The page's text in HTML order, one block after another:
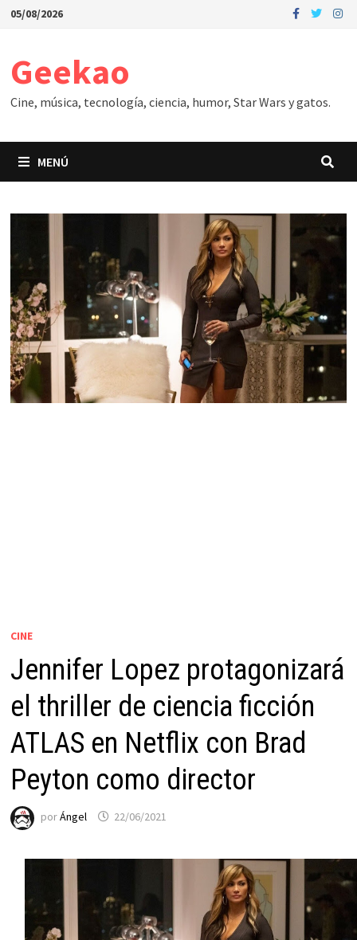
Saltar
05/08/2026
Geekao
Cine, música, tecnología, ciencia, humor, Star Wars y gatos.
MENÚ
CINE
Jennifer Lopez protagonizará
el thriller de ciencia ficción
ATLAS en Netflix con Brad
Peyton como director
porÁngel 22/06/2021